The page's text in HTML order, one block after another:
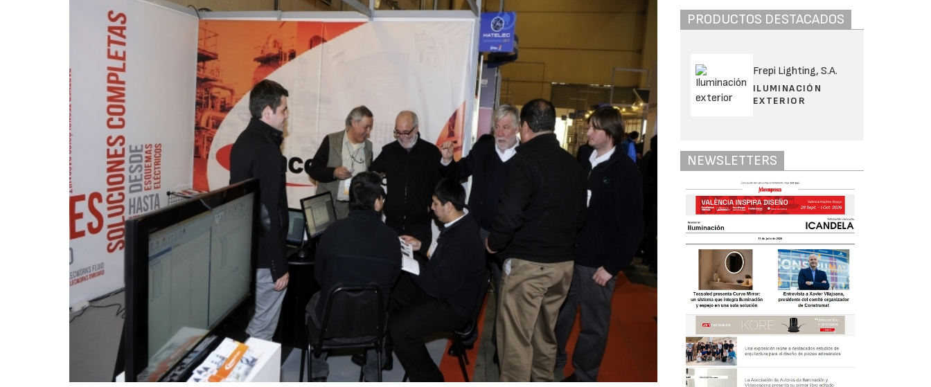
PRODUCTOS DESTACADOS
Frepi Lighting, S.A.
ILUMINACIÓN
EXTERIOR
NEWSLETTERS